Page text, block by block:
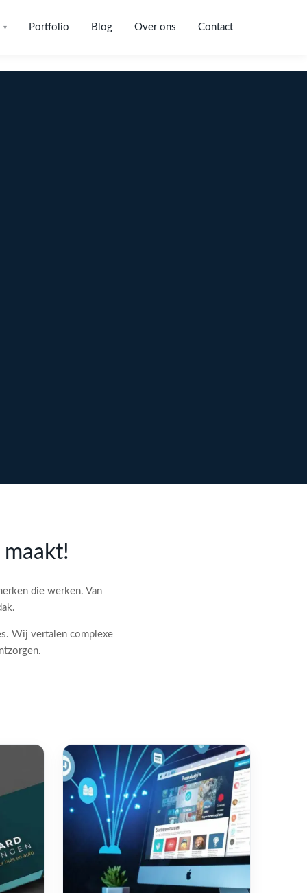
▾ Portfolio Blog Over ons Contact
die werken. Van
Wij vertalen complexe